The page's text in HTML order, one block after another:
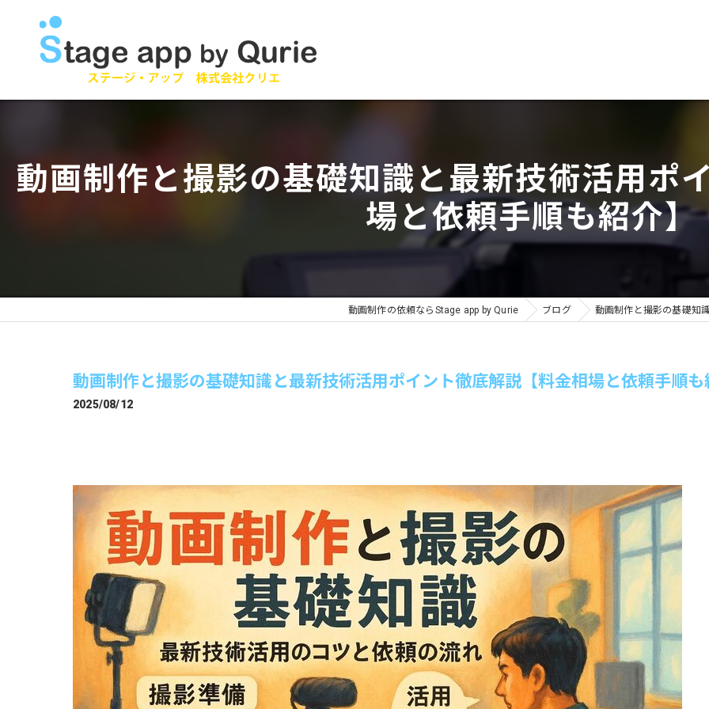
動画制作と撮影の基礎知識と最新技術活用ポ
場と依頼手順も紹介】
動画制作の依頼ならStage app by Qurie ブログ 動画制作と撮影の基礎知
動画制作と撮影の基礎知識と最新技術活用ポイント徹底解説【料金相場と依頼手順も
2025/08/12